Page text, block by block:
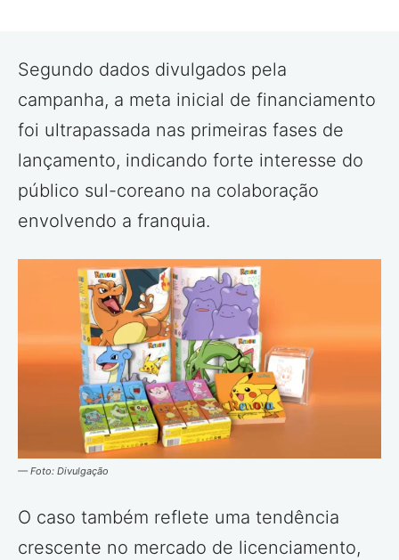
Segundo dados divulgados pela
campanha, a meta inicial de financiamento
foi ultrapassada nas primeiras fases de
lançamento, indicando forte interesse do
público sul-coreano na colaboração
envolvendo a franquia.
— Foto: Divulgação
O caso também reflete uma tendência
crescente no mercado de licenciamento,